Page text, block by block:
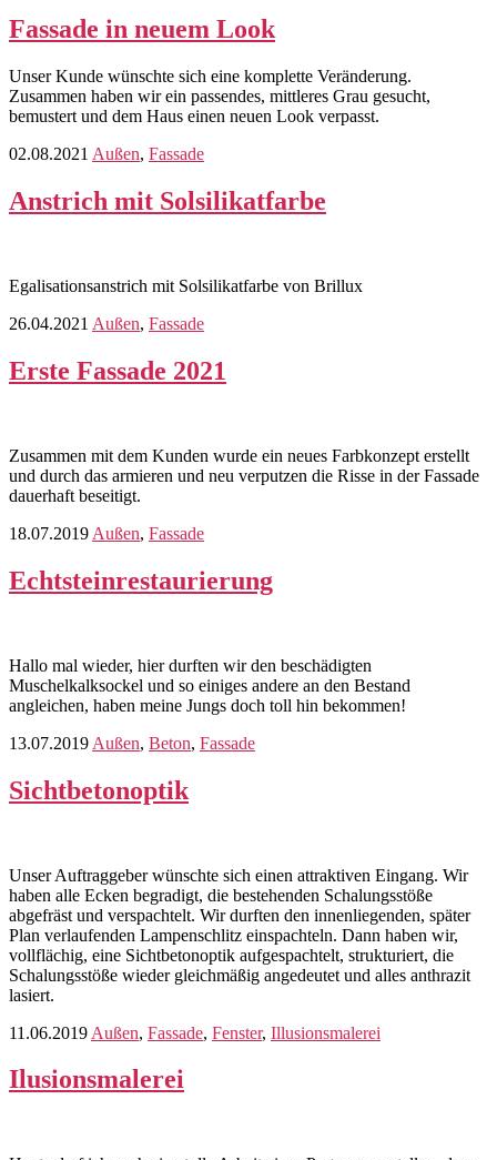
Fassade in neuem Look
Unser Kunde wünschte sich eine komplette Veränderung.
Zusammen haben wir ein passendes, mittleres Grau gesucht,
bemustert und dem Haus einen neuen Look verpasst.
02.08.2021 Außen, Fassade
Anstrich mit Solsilikatfarbe
Egalisationsanstrich mit Solsilikatfarbe von Brillux
26.04.2021 Außen, Fassade
Erste Fassade 2021
Zusammen mit dem Kunden wurde ein neues Farbkonzept erstellt
und durch das armieren und neu verputzen die Risse in der Fassade
dauerhaft beseitigt.
18.07.2019 Außen, Fassade
Echtsteinrestaurierung
Hallo mal wieder, hier durften wir den beschädigten
Muschelkalksockel und so einiges andere an den Bestand
angleichen, haben meine Jungs doch toll hin bekommen!
13.07.2019 Außen, Beton, Fassade
Sichtbetonoptik
Unser Auftraggeber wünschte sich einen attraktiven Eingang. Wir
haben alle Ecken begradigt, die bestehenden Schalungsstöße
abgefräst und verspachtelt. Wir durften den innenliegenden, später
Plan verlaufenden Lampenschlitz einspachteln. Dann haben wir,
vollflächig, eine Sichtbetonoptik aufgespachtelt, strukturiert, die
Schalungsstöße wieder gleichmäßig angedeutet und alles anthrazit
lasiert.
11.06.2019 Außen, Fassade, Fenster, Illusionsmalerei
Ilusionsmalerei